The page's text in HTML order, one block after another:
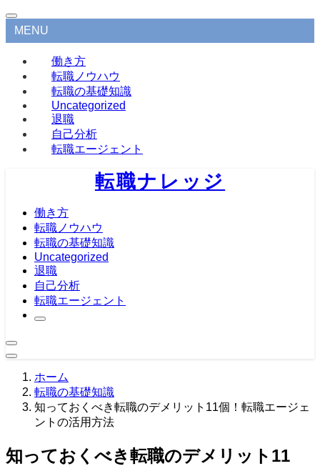
MENU
働き方
転職ノウハウ
転職の基礎知識
Uncategorized
退職
自己分析
転職エージェント
転職ナレッジ
働き方
転職ノウハウ
転職の基礎知識
Uncategorized
退職
自己分析
転職エージェント
ホーム
転職の基礎知識
知っておくべき転職のデメリット11個！転職エージェ
ントの活用方法
知っておくべき転職のデメリット11